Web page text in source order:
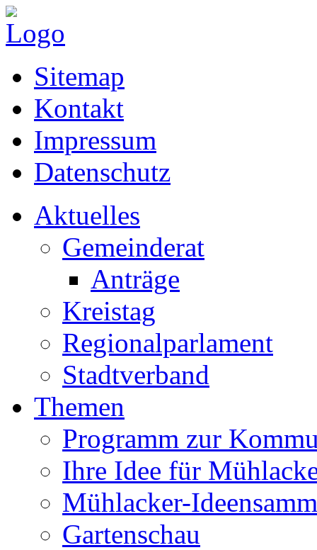
Sitemap
Kontakt
Impressum
Datenschutz
Aktuelles
Gemeinderat
Anträge
Kreistag
Regionalparlament
Stadtverband
Themen
Programm zur
Ihre Idee für
Mühlacker-
Gartenschau